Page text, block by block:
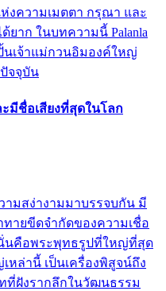
ความเมตตา กรุณา และ
ยาก ในบทความนี้ Palanla
นเจ้าแม่กวนอิมองค์ใหญ่
จจุบัน
มีชื่อเสียงที่สุดในโลก
มสง่างามมาบรรจบกัน มี
ายขีดจำกัดของความเชื่อ
นคือพระพุทธรูปที่ใหญ่ที่สุด
หล่านี้ เป็นเครื่องพิสูจน์ถึง
ที่ฝังรากลึกในวัฒนธรรม